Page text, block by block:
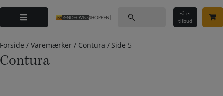
indholdet
efter:
Få et
tilbud
Forside / Varemærker / Contura / Side 5
Contura